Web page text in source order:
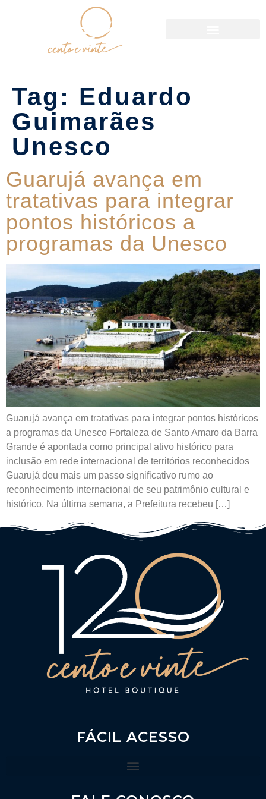
Tag: Eduardo
Guimarães
Unesco
Guarujá avança em
tratativas para integrar
pontos históricos a
programas da Unesco
Guarujá avança em tratativas para integrar pontos históricos
a programas da Unesco Fortaleza de Santo Amaro da Barra
Grande é apontada como principal ativo histórico para
inclusão em rede internacional de territórios reconhecidos
Guarujá deu mais um passo significativo rumo ao
reconhecimento internacional de seu patrimônio cultural e
histórico. Na última semana, a Prefeitura recebeu […]
FÁCIL ACESSO